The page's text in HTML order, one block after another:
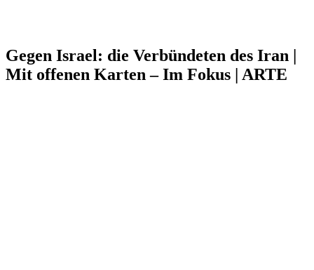
Gegen Israel: die Verbündeten des Iran |
Mit offenen Karten – Im Fokus | ARTE